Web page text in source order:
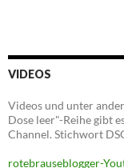
VIDEOS
Videos und unter
Dose leer"-Reihe gibt
Channel. Stichwort
rotebrauseblogger-